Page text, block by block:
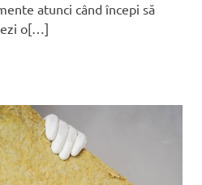
atunci când începi să
o[…]